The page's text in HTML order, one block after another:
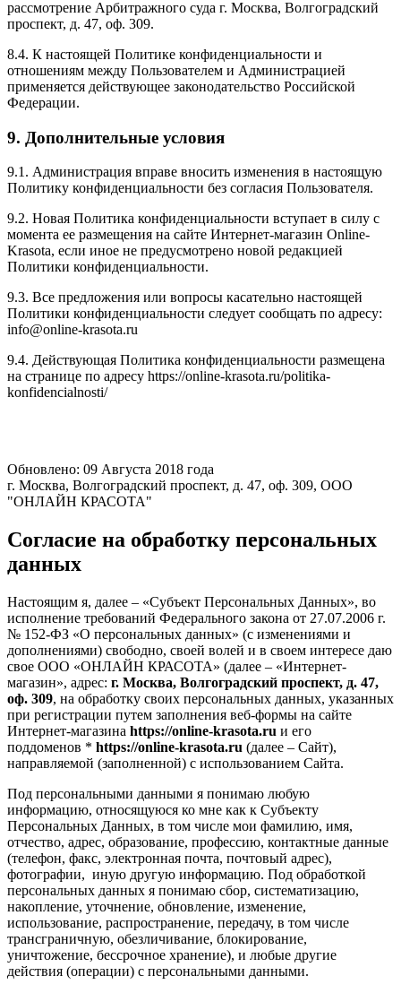
рассмотрение Арбитражного суда г. Москва, Волгоградский
проспект, д. 47, оф. 309.
8.4. К настоящей Политике конфиденциальности и
отношениям между Пользователем и Администрацией
применяется действующее законодательство Российской
Федерации.
9. Дополнительные условия
9.1. Администрация вправе вносить изменения в настоящую
Политику конфиденциальности без согласия Пользователя.
9.2. Новая Политика конфиденциальности вступает в силу с
момента ее размещения на сайте Интернет-магазин Online-
Krasota, если иное не предусмотрено новой редакцией
Политики конфиденциальности.
9.3. Все предложения или вопросы касательно настоящей
Политики конфиденциальности следует сообщать по адресу:
info@online-krasota.ru
9.4. Действующая Политика конфиденциальности размещена
на странице по адресу https://online-krasota.ru/politika-
konfidencialnosti/
Обновлено: 09 Августа 2018 года
г. Москва, Волгоградский проспект, д. 47, оф. 309, ООО
"ОНЛАЙН КРАСОТА"
Согласие на обработку персональных
данных
Настоящим я, далее – «Субъект Персональных Данных», во
исполнение требований Федерального закона от 27.07.2006 г.
№ 152-ФЗ «О персональных данных» (с изменениями и
дополнениями) свободно, своей волей и в своем интересе даю
свое ООО «ОНЛАЙН КРАСОТА» (далее – «Интернет-
магазин», адрес: г. Москва, Волгоградский проспект, д. 47,
оф. 309, на обработку своих персональных данных, указанных
при регистрации путем заполнения веб-формы на сайте
Интернет-магазина https://online-krasota.ru и его
поддоменов * https://online-krasota.ru (далее – Сайт),
направляемой (заполненной) с использованием Сайта.
Под персональными данными я понимаю любую
информацию, относящуюся ко мне как к Субъекту
Персональных Данных, в том числе мои фамилию, имя,
отчество, адрес, образование, профессию, контактные данные
(телефон, факс, электронная почта, почтовый адрес),
фотографии, иную другую информацию. Под обработкой
персональных данных я понимаю сбор, систематизацию,
накопление, уточнение, обновление, изменение,
использование, распространение, передачу, в том числе
трансграничную, обезличивание, блокирование,
уничтожение, бессрочное хранение), и любые другие
действия (операции) с персональными данными.